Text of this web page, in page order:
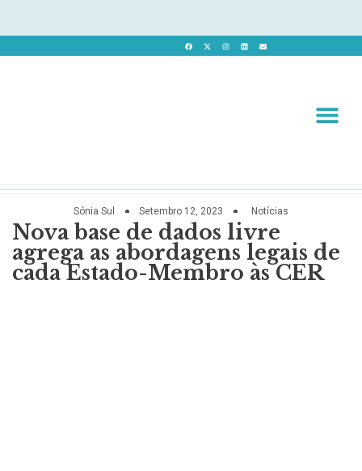
Sónia Sul Setembro 12, 2023 Notícias
Nova base de dados livre
agrega as abordagens legais de
cada Estado-Membro às CER